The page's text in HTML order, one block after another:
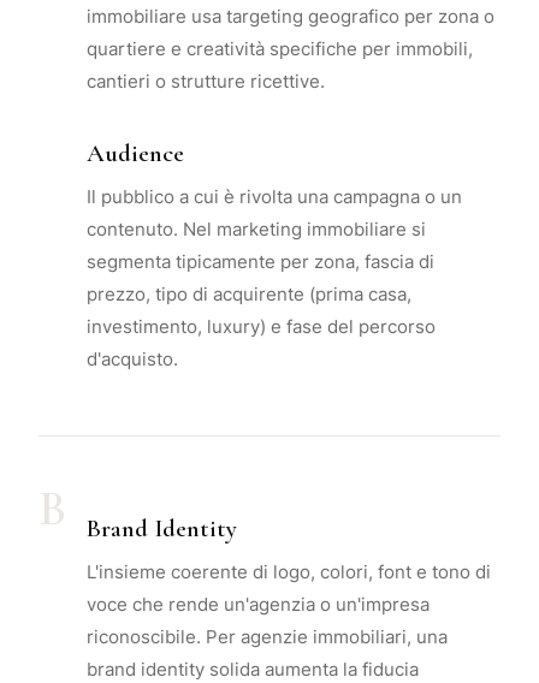
immobiliare usa targeting geografico per zona o
quartiere e creatività specifiche per immobili,
cantieri o strutture ricettive.
Audience
Il pubblico a cui è rivolta una campagna o un
contenuto. Nel marketing immobiliare si
segmenta tipicamente per zona, fascia di
prezzo, tipo di acquirente (prima casa,
investimento, luxury) e fase del percorso
d'acquisto.
B Brand Identity
L'insieme coerente di logo, colori, font e tono di
voce che rende un'agenzia o un'impresa
riconoscibile. Per agenzie immobiliari, una
brand identity solida aumenta la fiducia